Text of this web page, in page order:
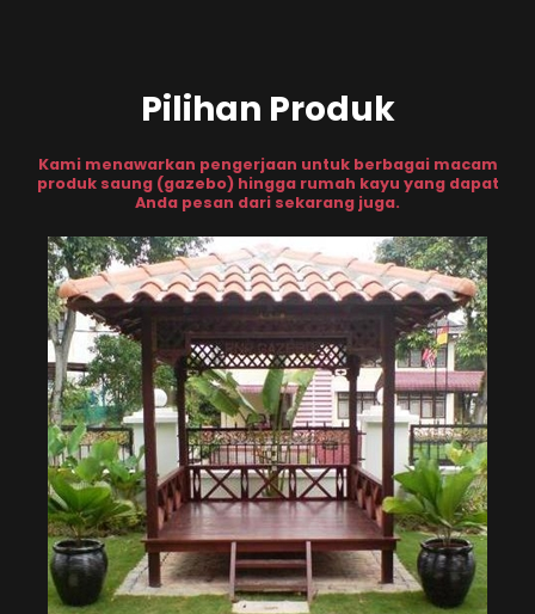
Pilihan Produk
Kami menawarkan pengerjaan untuk berbagai macam
produk saung (gazebo) hingga rumah kayu yang dapat
Anda pesan dari sekarang juga.